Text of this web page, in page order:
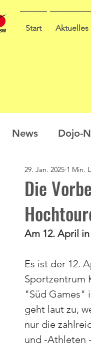
Start Aktuelles
News Dojo-
Nachwuchs
Sommercamp
Die
29. Jan. 2025 1 Min.
Am 12. April
Es ist der 12.
Sportzentrum
"Süd Games"
geht laut zu,
nur die
und -Athleten